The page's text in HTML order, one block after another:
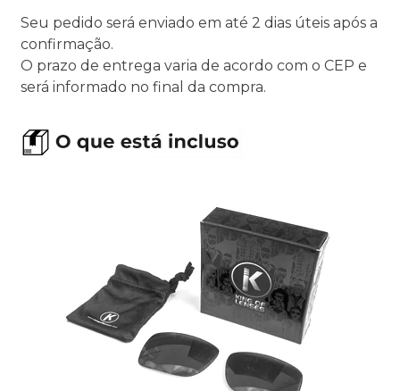
Seu pedido será enviado em até 2 dias úteis após a
confirmação.
O prazo de entrega varia de acordo com o CEP e
será informado no final da compra.